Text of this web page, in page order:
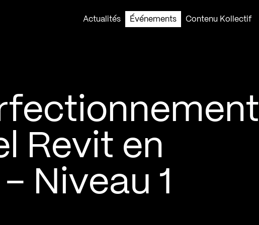
Actualités
Événements Contenu Kollectif
Revit en
Niveau 1